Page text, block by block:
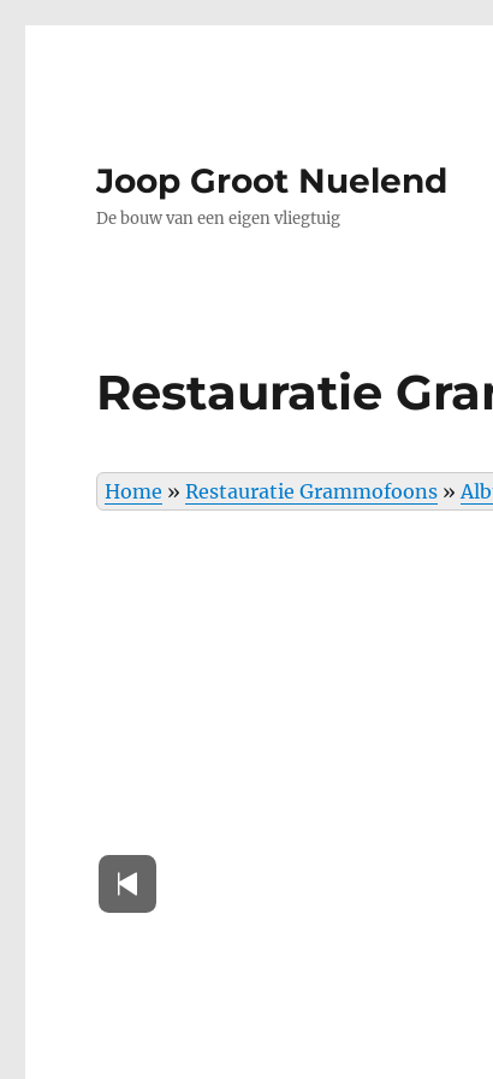
Joop Groot Nuelend
De bouw van een eigen vliegtuig
Restauratie
Home »Restauratie Grammofoons »